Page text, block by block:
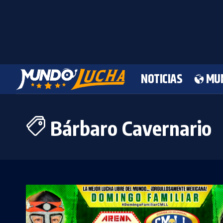
NOTICIAS
Bárbaro Cavernario